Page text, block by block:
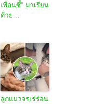
เพื่อนซี้” มาเรียน
ด้วย…
ลูกแมวจรเร่ร่อน